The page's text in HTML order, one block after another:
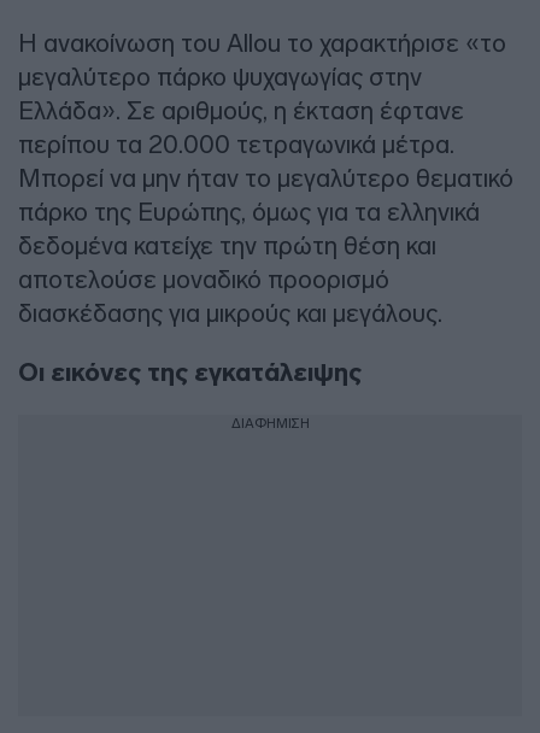
Η ανακοίνωση του Allou το χαρακτήρισε «το
μεγαλύτερο πάρκο ψυχαγωγίας στην
Ελλάδα». Σε αριθμούς, η έκταση έφτανε
περίπου τα 20.000 τετραγωνικά μέτρα.
Μπορεί να μην ήταν το μεγαλύτερο θεματικό
πάρκο της Ευρώπης, όμως για τα ελληνικά
δεδομένα κατείχε την πρώτη θέση και
αποτελούσε μοναδικό προορισμό
διασκέδασης για μικρούς και μεγάλους.
Οι εικόνες της εγκατάλειψης
ΔΙΑΦΗΜΙΣΗ